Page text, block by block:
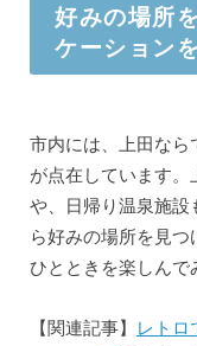
好みの場所
ケーション
市内には、上田なら
が点在しています
や、日帰り温泉施設
ら好みの場所を見
ひとときを楽しん
【関連記事】
レトロ